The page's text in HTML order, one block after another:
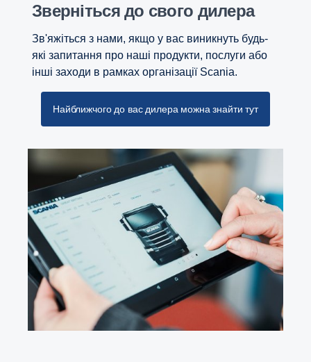
Зверніться до свого дилера
Зв'яжіться з нами, якщо у вас виникнуть будь-
які запитання про наші продукти, послуги або
інші заходи в рамках організації Scania.
Найближчого до вас дилера можна знайти тут